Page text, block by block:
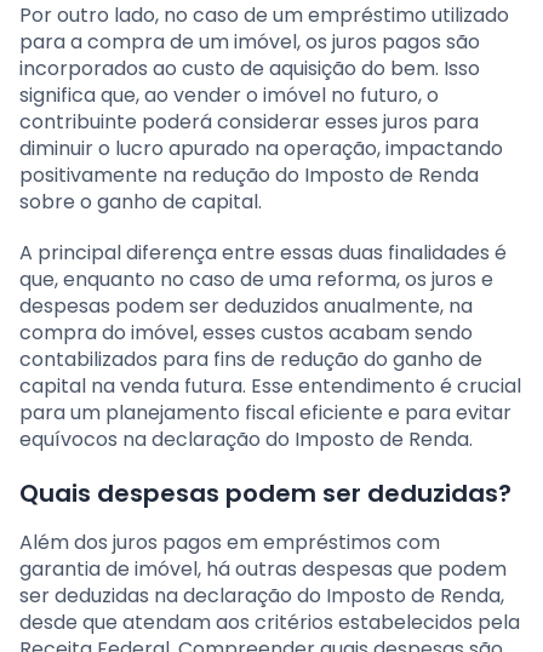
Por outro lado, no caso de um empréstimo utilizado
para a compra de um imóvel, os juros pagos são
incorporados ao custo de aquisição do bem. Isso
significa que, ao vender o imóvel no futuro, o
contribuinte poderá considerar esses juros para
diminuir o lucro apurado na operação, impactando
positivamente na redução do Imposto de Renda
sobre o ganho de capital.
A principal diferença entre essas duas finalidades é
que, enquanto no caso de uma reforma, os juros e
despesas podem ser deduzidos anualmente, na
compra do imóvel, esses custos acabam sendo
contabilizados para fins de redução do ganho de
capital na venda futura. Esse entendimento é crucial
para um planejamento fiscal eficiente e para evitar
equívocos na declaração do Imposto de Renda.
Quais despesas podem ser deduzidas?
Além dos juros pagos em empréstimos com
garantia de imóvel, há outras despesas que podem
ser deduzidas na declaração do Imposto de Renda,
desde que atendam aos critérios estabelecidos pela